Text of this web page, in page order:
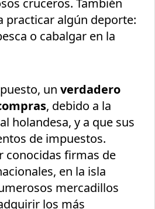
practicar algún deporte:
o cabalgar en la
unverdadero
, debido a la
holandesa, y a que sus
de impuestos.
conocidas firmas de
en la isla
mercadillos
los más